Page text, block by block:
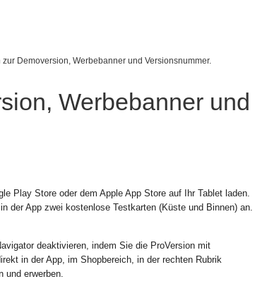
zur Demoversion, Werbebanner und Versionsnummer.
Werbebanner und
Play Store oder dem Apple App Store auf Ihr Tablet laden.
der App zwei kostenlose Testkarten (Küste und Binnen) an.
deaktivieren, indem Sie die ProVersion mit
in der App, im Shopbereich, in der rechten Rubrik
und erwerben.